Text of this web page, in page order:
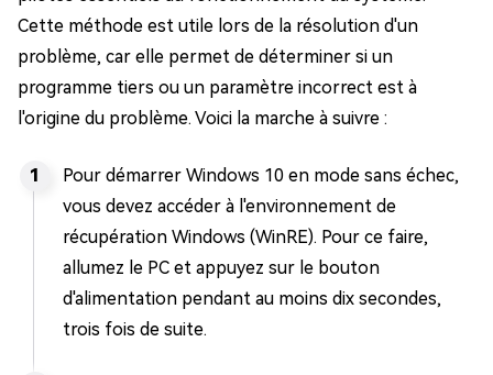
Cette méthode est utile lors de la résolution d'un
problème, car elle permet de déterminer si un
programme tiers ou un paramètre incorrect est à
l'origine du problème. Voici la marche à suivre :
Pour démarrer Windows 10 en mode sans échec,
vous devez accéder à l'environnement de
récupération Windows (WinRE). Pour ce faire,
allumez le PC et appuyez sur le bouton
d'alimentation pendant au moins dix secondes,
trois fois de suite.